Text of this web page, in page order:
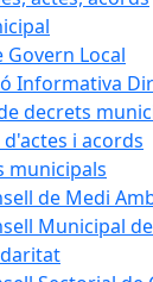
Govern Local
Informativa
decrets
i acords
municipals
de Medi
Municipal